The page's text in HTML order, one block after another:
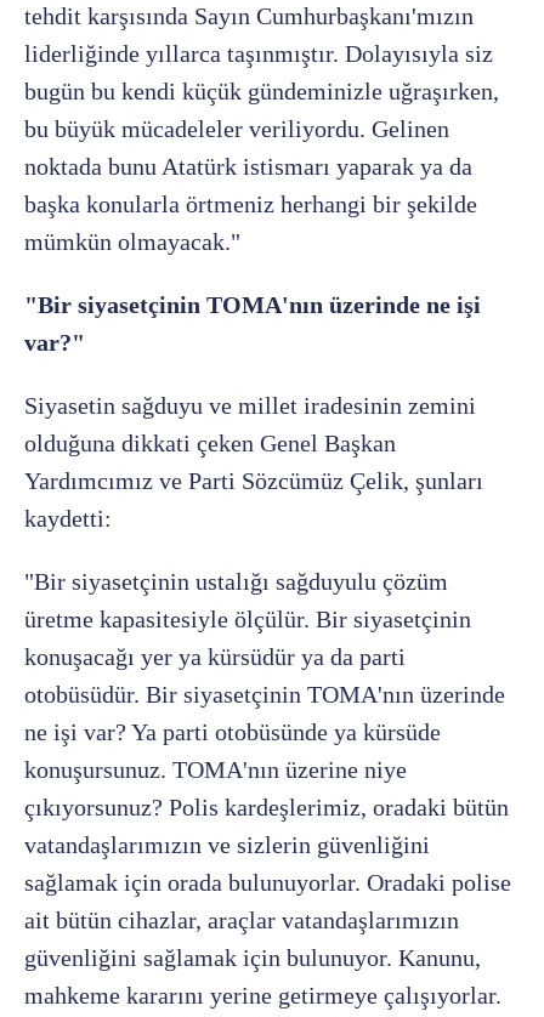
tehdit karşısında Sayın Cumhurbaşkanı'mızın
liderliğinde yıllarca taşınmıştır. Dolayısıyla siz
bugün bu kendi küçük gündeminizle uğraşırken,
bu büyük mücadeleler veriliyordu. Gelinen
noktada bunu Atatürk istismarı yaparak ya da
başka konularla örtmeniz herhangi bir şekilde
mümkün olmayacak."
"Bir siyasetçinin TOMA'nın üzerinde ne işi
var?"
Siyasetin sağduyu ve millet iradesinin zemini
olduğuna dikkati çeken Genel Başkan
Yardımcımız ve Parti Sözcümüz Çelik, şunları
kaydetti:
"Bir siyasetçinin ustalığı sağduyulu çözüm
üretme kapasitesiyle ölçülür. Bir siyasetçinin
konuşacağı yer ya kürsüdür ya da parti
otobüsüdür. Bir siyasetçinin TOMA'nın üzerinde
ne işi var? Ya parti otobüsünde ya kürsüde
konuşursunuz. TOMA'nın üzerine niye
çıkıyorsunuz? Polis kardeşlerimiz, oradaki bütün
vatandaşlarımızın ve sizlerin güvenliğini
sağlamak için orada bulunuyorlar. Oradaki polise
ait bütün cihazlar, araçlar vatandaşlarımızın
güvenliğini sağlamak için bulunuyor. Kanunu,
mahkeme kararını yerine getirmeye çalışıyorlar.